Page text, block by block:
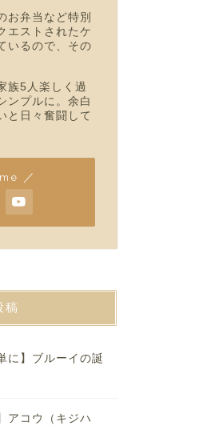
お弁当など特別
エストされたケ
いるので、その
族5人楽しく過
ンプルに。余白
と日々奮闘して
／
稿
に】ブルーイの誕
アコウ（キジハ